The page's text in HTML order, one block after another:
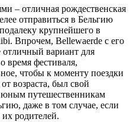
– отличная рождественская
отправиться в Бельгию
крупнейшего в
Впрочем, Bellewaerde с его
вариант для
время фестиваля,
чтобы к моменту поездки
возраста, был свой
юным путешественникам
даже в том случае, если
их родителей.